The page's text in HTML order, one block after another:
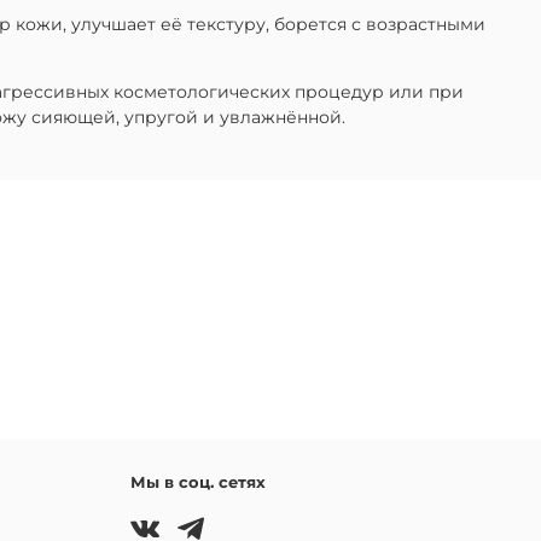
улучшает её текстуру, борется с возрастными
косметологических процедур или при
сияющей, упругой и увлажнённой.
Мы в соц. сетях